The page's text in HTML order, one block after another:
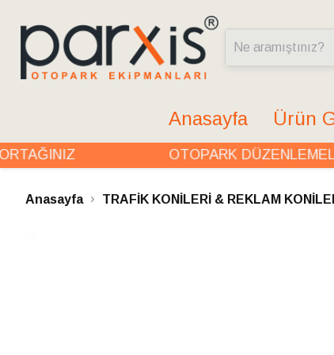
Anasayfa Ürün
OTOPARK
Anasayfa TRAFİK KONİLERİ & REKLAM